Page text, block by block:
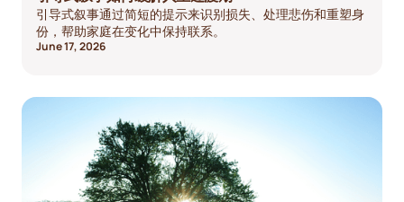
引导式叙事通过简短的提示来识别损失、处理悲伤和重塑身
份，帮助家庭在变化中保持联系。
June 17, 2026